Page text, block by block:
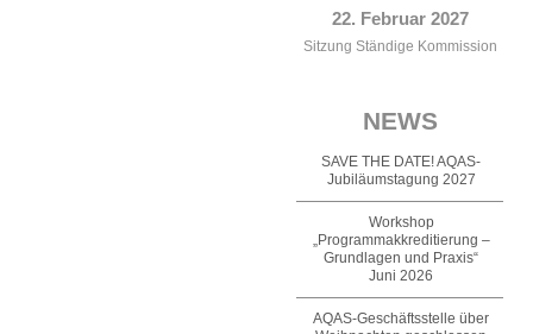
22. Februar 2027
Sitzung Ständige Kommission
NEWS
SAVE THE DATE! AQAS-
Jubiläumstagung 2027
Workshop
„Programmakkreditierung –
Grundlagen und Praxis“
Juni 2026
AQAS-Geschäftsstelle über